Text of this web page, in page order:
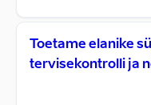
Toetame elanike
tervisekontrolli ja